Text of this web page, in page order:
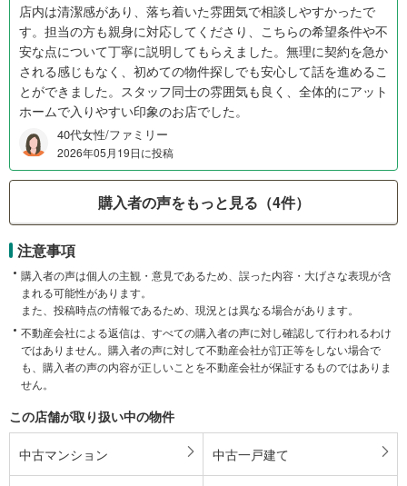
店内は清潔感があり、落ち着いた雰囲気で相談しやすかったで
す。担当の方も親身に対応してくださり、こちらの希望条件や不
安な点について丁寧に説明してもらえました。無理に契約を急か
される感じもなく、初めての物件探しでも安心して話を進めるこ
とができました。スタッフ同士の雰囲気も良く、全体的にアット
ホームで入りやすい印象のお店でした。
40代女性/ファミリー
2026年05月19日に投稿
購入者の声をもっと見る（4件）
注意事項
購入者の声は個人の主観・意見であるため、誤った内容・大げさな表現が含
まれる可能性があります。
また、投稿時点の情報であるため、現況とは異なる場合があります。
不動産会社による返信は、すべての購入者の声に対し確認して行われるわけ
ではありません。購入者の声に対して不動産会社が訂正等をしない場合で
も、購入者の声の内容が正しいことを不動産会社が保証するものではありま
せん。
この店舗が取り扱い中の物件
中古マンション 中古一戸建て